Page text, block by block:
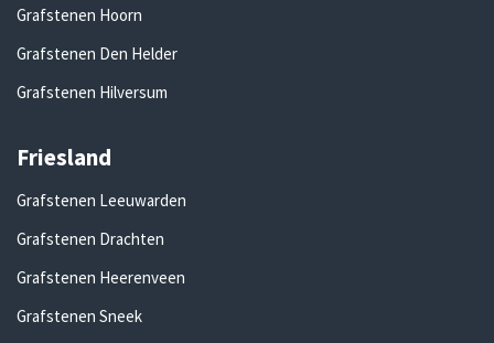
Grafstenen Hoorn
Grafstenen Den Helder
Grafstenen Hilversum
Friesland
Grafstenen Leeuwarden
Grafstenen Drachten
Grafstenen Heerenveen
Grafstenen Sneek